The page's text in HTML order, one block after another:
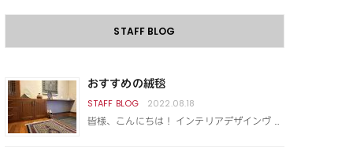
STAFF BLOG
おすすめの絨毯
2022.08.18
皆様、こんにちは！ インテリアデザインヴ …